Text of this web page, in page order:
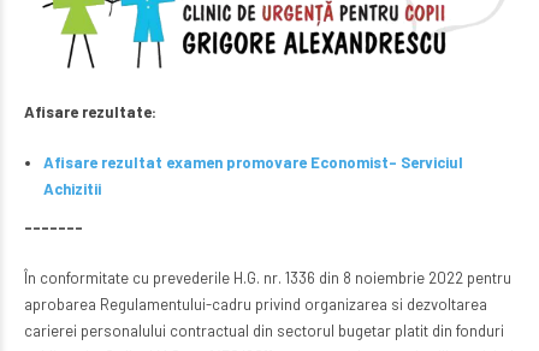
Afisare rezultate:
Afisare rezultat examen promovare Economist- Serviciul
Achizitii
–––––––
În conformitate cu prevederile H.G. nr. 1336 din 8 noiembrie 2022 pentru
aprobarea Regulamentului-cadru privind organizarea si dezvoltarea
carierei personalului contractual din sectorul bugetar platit din fonduri